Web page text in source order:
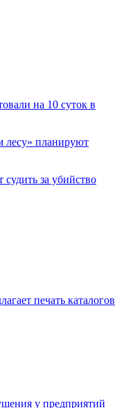
на 10 суток в
лесу» планируют
за убийство
печать каталогов
у предприятий